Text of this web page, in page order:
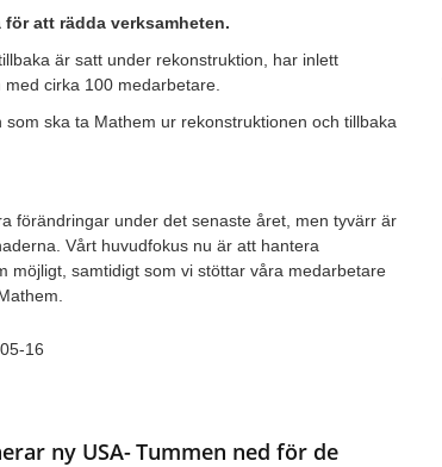
att rädda verksamheten.
är satt under rekonstruktion, har inlett
cirka 100 medarbetare.
ska ta Mathem ur rekonstruktionen och tillbaka
förändringar under det senaste året, men tyvärr är
Vårt huvudfokus nu är att hantera
möjligt, samtidigt som vi stöttar våra medarbetare
16
ny USA-Tummen ned för de